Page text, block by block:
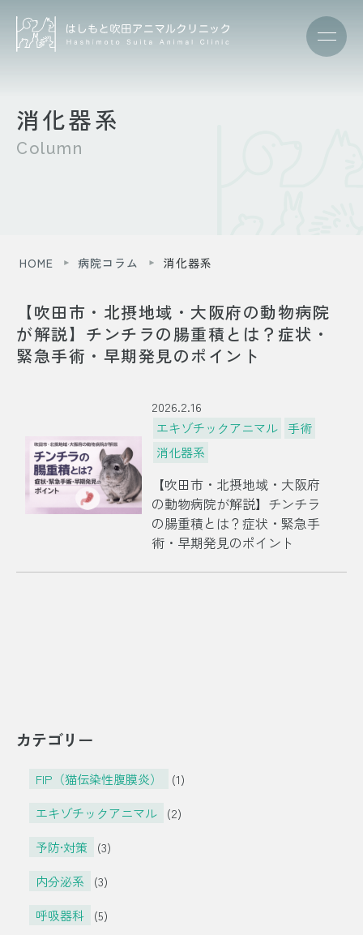
消化器系
Column
HOME 病院コラム 消化器系
【吹田市・北摂地域・大阪府の動物病院
が解説】チンチラの腸重積とは？症状・
緊急手術・早期発見のポイント
2026.2.16
エキゾチックアニマル 手術
消化器系
【吹田市・北摂地域・大阪府
の動物病院が解説】チンチラ
の腸重積とは？症状・緊急手
術・早期発見のポイント
カテゴリー
FIP（猫伝染性腹膜炎）
(1)
エキゾチックアニマル
(2)
予防•対策
(3)
内分泌系
(3)
呼吸器科
(5)